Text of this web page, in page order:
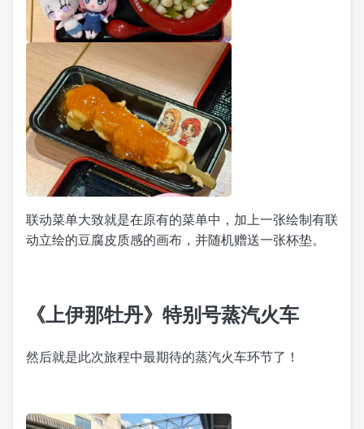
联动菜单大致就是在原有的菜单中，加上一张绘制有联
动立绘的豆腐皮质感的画布，并随机赠送一张杯垫。
《上伊那牡丹》特别号蒸汽火车
然后就是此次旅程中最期待的蒸汽火车环节了！